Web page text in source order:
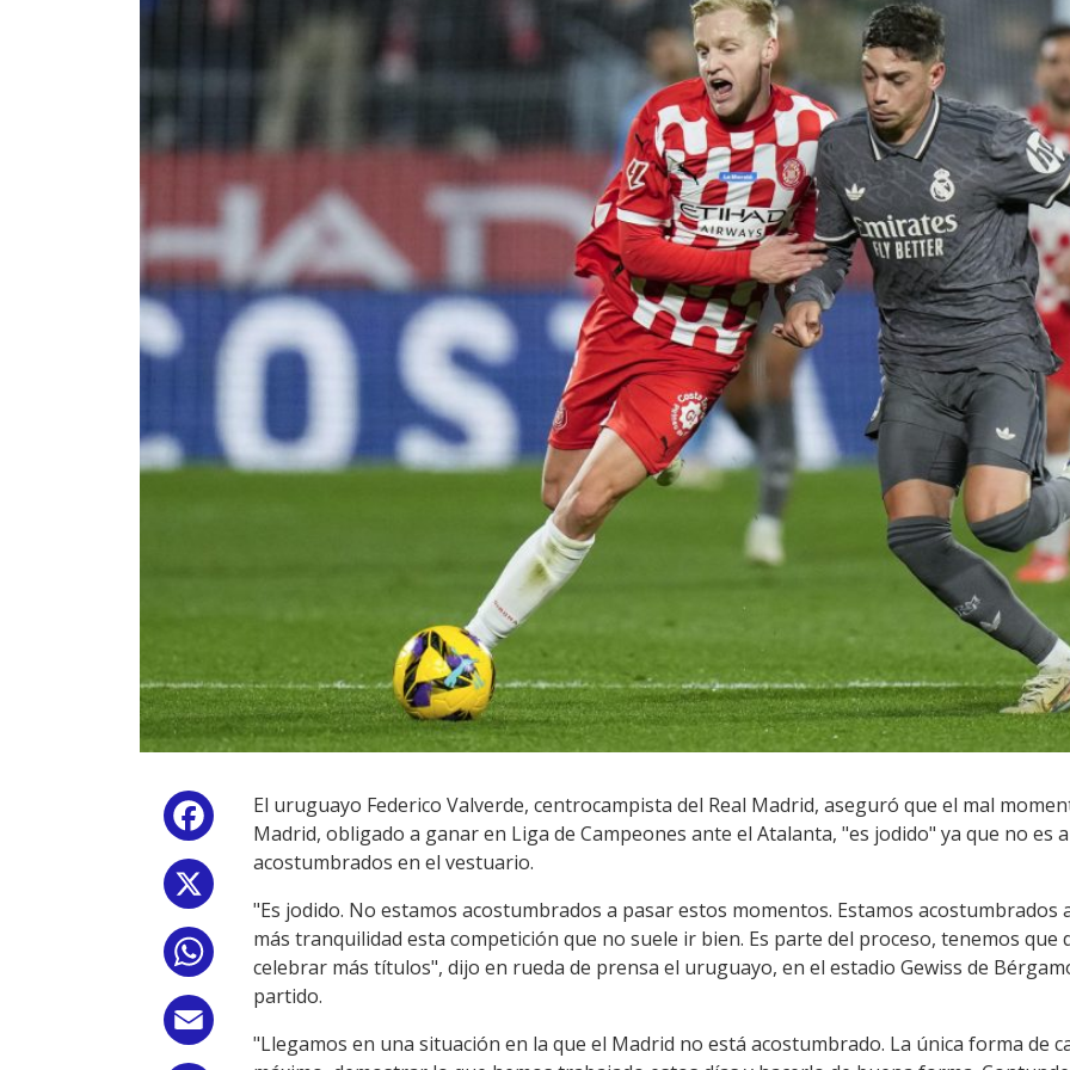
Facebook
WhatsApp
El uruguayo Federico Valverde, centrocampista del Real Madrid, aseguró que el mal
Madrid, obligado a ganar en Liga de Campeones ante el Atalanta, "es jodido" ya que no es
acostumbrados en el vestuario.
"Es jodido. No estamos acostumbrados a pasar estos momentos. Estamos
más tranquilidad esta competición que no suele ir bien. Es parte del proceso, tenemos
celebrar más títulos", dijo en rueda de prensa el uruguayo, en el estadio Gewiss de
partido.
"Llegamos en una situación en la que el Madrid no está acostumbrado. La única forma de